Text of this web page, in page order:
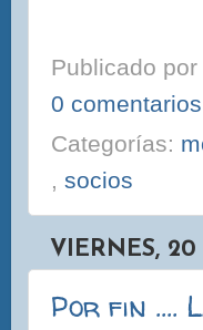
Publicado por
0 comentarios
Categorías:
, socios
VIERNES,
Por fin ....